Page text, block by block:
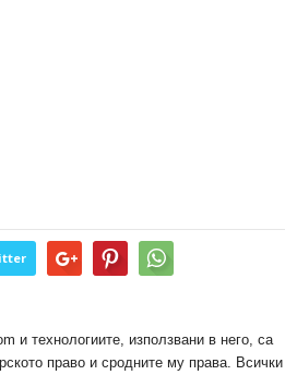
и технологиите, използвани в него, са
право и сродните му права. Всички